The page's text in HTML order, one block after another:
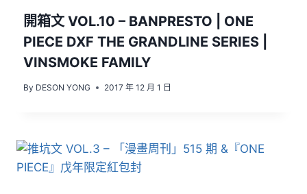
開箱文 VOL.10 – BANPRESTO | ONE
PIECE DXF THE GRANDLINE SERIES |
VINSMOKE FAMILY
By DESON YONG 2017 年 12 月 1 日